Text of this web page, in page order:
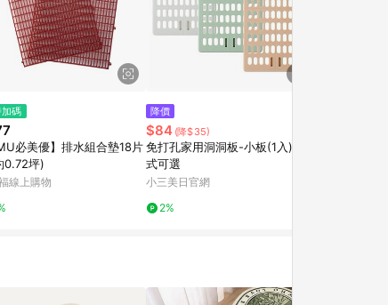
碼
必美優】排水組合墊18片
0.72坪)
線上購物
降價
$84 (降$35)
免打孔家用洞洞板-小板(1入) 款
式可選
小三美日官網
2%